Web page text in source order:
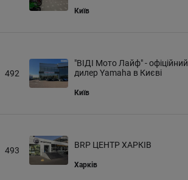
Київ
492
"ВІДІ Мото Лайф" - офіційний
дилер Yamaha в Києві
Київ
493
BRP ЦЕНТР ХАРКІВ
Харків